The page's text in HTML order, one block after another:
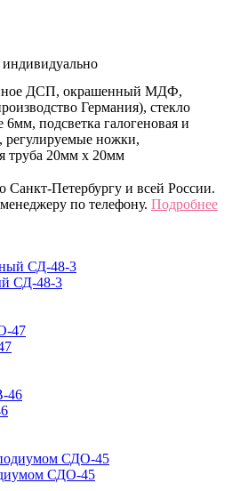
ДСП, окрашенный МДФ,
Германия), стекло
6мм, подсветка галогеновая и
регулируемые ножки,
труба 20мм х 20мм
Санкт-Петербургу и всей России.
по телефону. Подробнее
СД-48-3
СДО-45